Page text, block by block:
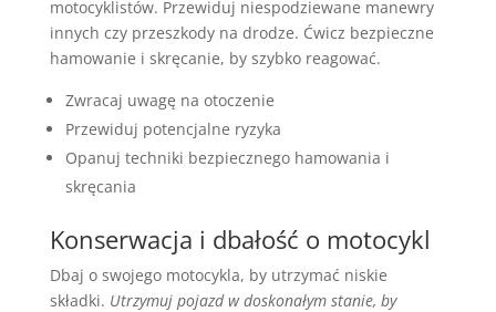
motocyklistów. Przewiduj niespodziewane manewry
innych czy przeszkody na drodze. Ćwicz bezpieczne
hamowanie i skręcanie, by szybko reagować.
Zwracaj uwagę na otoczenie
Przewiduj potencjalne ryzyka
Opanuj techniki bezpiecznego hamowania i
skręcania
Konserwacja i dbałość o motocykl
Dbaj o swojego motocykla, by utrzymać niskie
składki. Utrzymuj pojazd w doskonałym stanie, by